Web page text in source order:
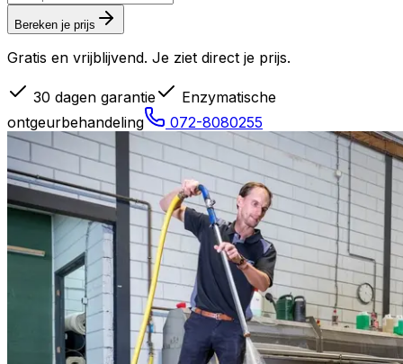
Bereken je prijs
Gratis en vrijblijvend. Je ziet direct je prijs.
30 dagen garantie
Enzymatische
ontgeurbehandeling
072-8080255